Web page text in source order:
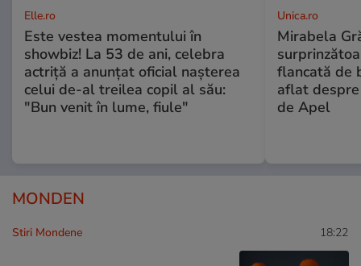
Elle.ro
Este vestea momentului în
showbiz! La 53 de ani, celebra
actriță a anunțat oficial nașterea
celui de-al treilea copil al său:
"Bun venit în lume, fiule"
Unica.ro
Mirabela
flancată de
aflat
de Apel
MONDEN
Stiri Mondene 18:22